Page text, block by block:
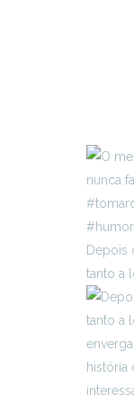
Depois
tanto a